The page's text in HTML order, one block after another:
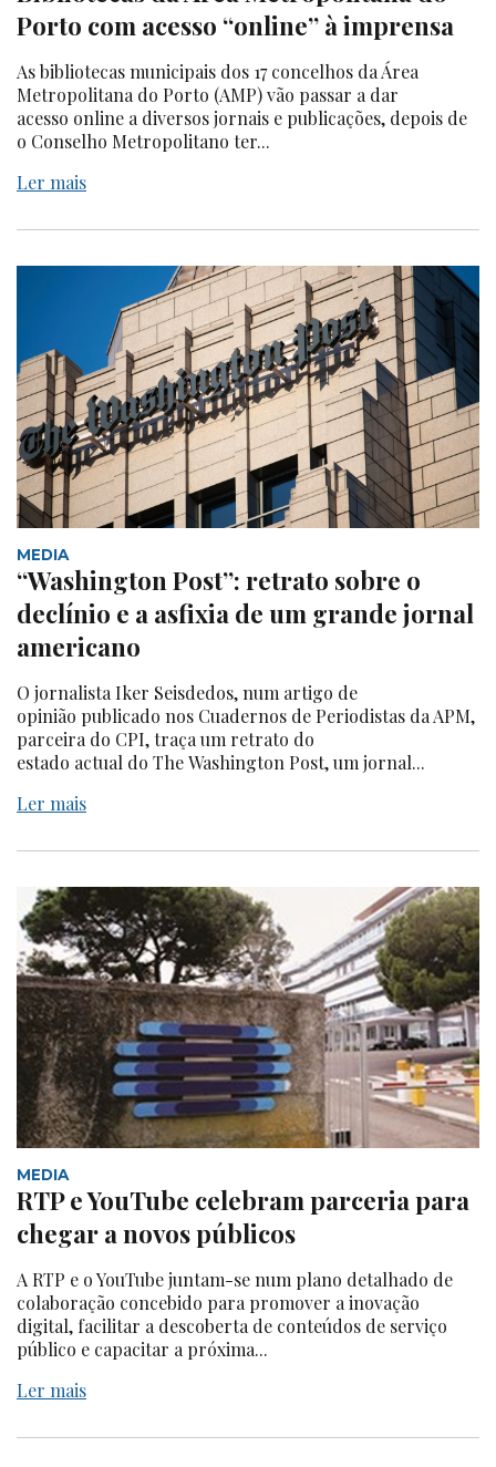
Porto com acesso “online” à imprensa
As bibliotecas municipais dos 17 concelhos da Área
Metropolitana do Porto (AMP) vão passar a dar
acesso online a diversos jornais e publicações, depois de
o Conselho Metropolitano ter...
Ler mais
MEDIA
“Washington Post”: retrato sobre o
declínio e a asfixia de um grande jornal
americano
O jornalista Iker Seisdedos, num artigo de
opinião publicado nos Cuadernos de Periodistas da APM,
parceira do CPI, traça um retrato do
estado actual do The Washington Post, um jornal...
Ler mais
MEDIA
RTP e YouTube celebram parceria para
chegar a novos públicos
A RTP e o YouTube juntam-se num plano detalhado de
colaboração concebido para promover a inovação
digital, facilitar a descoberta de conteúdos de serviço
público e capacitar a próxima...
Ler mais